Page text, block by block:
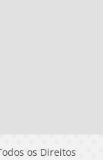
os Direitos